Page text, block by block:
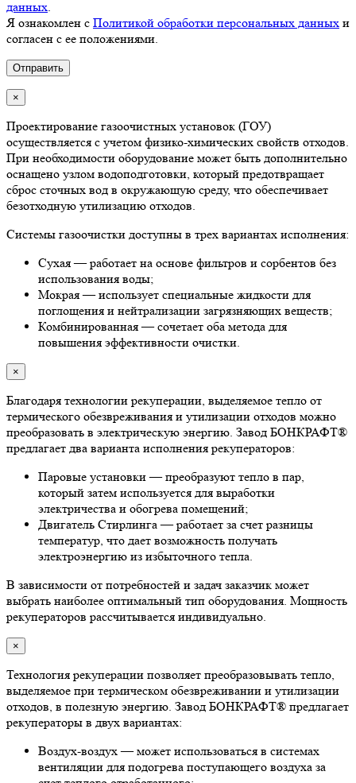
данных.
Я ознакомлен с Политикой обработки персональных данных и
согласен с ее положениями.
×
Проектирование газоочистных установок (ГОУ)
осуществляется с учетом физико-химических свойств отходов.
При необходимости оборудование может быть дополнительно
оснащено узлом водоподготовки, который предотвращает
сброс сточных вод в окружающую среду, что обеспечивает
безотходную утилизацию отходов.
Системы газоочистки доступны в трех вариантах исполнения:
Сухая — работает на основе фильтров и сорбентов без
использования воды;
Мокрая — использует специальные жидкости для
поглощения и нейтрализации загрязняющих веществ;
Комбинированная — сочетает оба метода для
повышения эффективности очистки.
×
Благодаря технологии рекуперации, выделяемое тепло от
термического обезвреживания и утилизации отходов можно
преобразовать в электрическую энергию. Завод БОНКРАФТ®
предлагает два варианта исполнения рекуператоров:
Паровые установки — преобразуют тепло в пар,
который затем используется для выработки
электричества и обогрева помещений;
Двигатель Стирлинга — работает за счет разницы
температур, что дает возможность получать
электроэнергию из избыточного тепла.
В зависимости от потребностей и задач заказчик может
выбрать наиболее оптимальный тип оборудования. Мощность
рекуператоров рассчитывается индивидуально.
×
Технология рекуперации позволяет преобразовывать тепло,
выделяемое при термическом обезвреживании и утилизации
отходов, в полезную энергию. Завод БОНКРАФТ® предлагает
рекуператоры в двух вариантах:
Воздух-воздух — может использоваться в системах
вентиляции для подогрева поступающего воздуха за